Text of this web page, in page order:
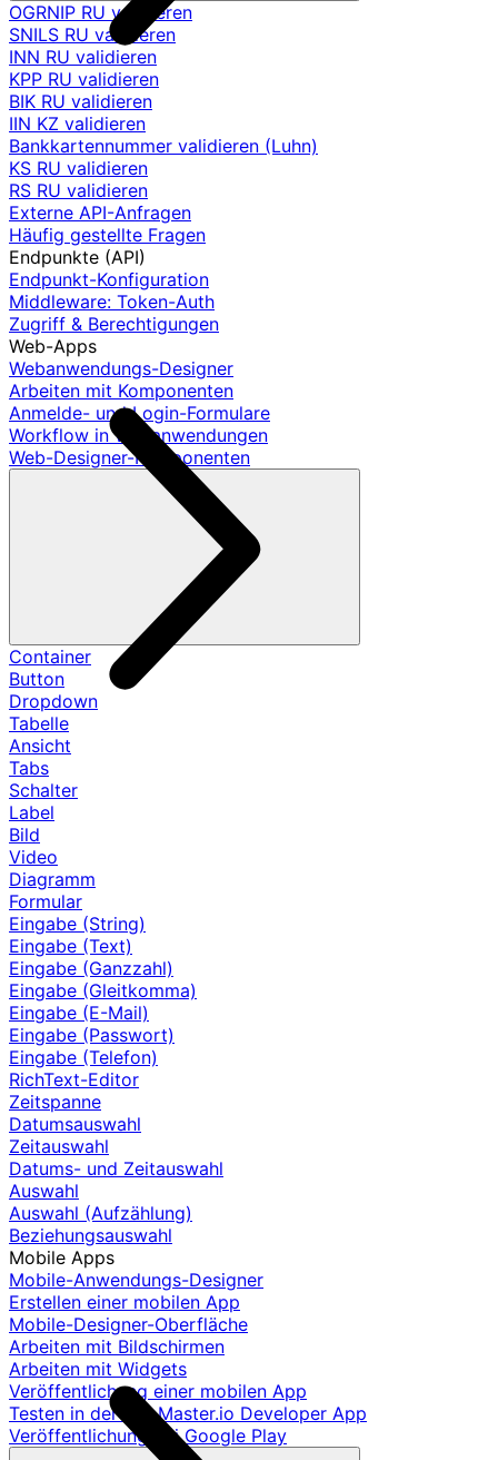
OGRNIP RU validieren
SNILS RU validieren
INN RU validieren
KPP RU validieren
BIK RU validieren
IIN KZ validieren
Bankkartennummer validieren (Luhn)
KS RU validieren
RS RU validieren
Externe API-Anfragen
Häufig gestellte Fragen
Endpunkte (API)
Endpunkt-Konfiguration
Middleware: Token-Auth
Zugriff & Berechtigungen
Web-Apps
Webanwendungs-Designer
Arbeiten mit Komponenten
Anmelde- und Login-Formulare
Workflow in Webanwendungen
Web-Designer-Komponenten
Container
Button
Dropdown
Tabelle
Ansicht
Tabs
Schalter
Label
Bild
Video
Diagramm
Formular
Eingabe (String)
Eingabe (Text)
Eingabe (Ganzzahl)
Eingabe (Gleitkomma)
Eingabe (E-Mail)
Eingabe (Passwort)
Eingabe (Telefon)
RichText-Editor
Zeitspanne
Datumsauswahl
Zeitauswahl
Datums- und Zeitauswahl
Auswahl
Auswahl (Aufzählung)
Beziehungsauswahl
Mobile Apps
Mobile-Anwendungs-Designer
Erstellen einer mobilen App
Mobile-Designer-Oberfläche
Arbeiten mit Bildschirmen
Arbeiten mit Widgets
Veröffentlichung einer mobilen App
Testen in der AppMaster.io Developer App
Veröffentlichung bei Google Play